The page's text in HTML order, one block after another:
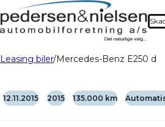
Leasing biler Mercedes-Benz E250 d
12.11.2015 2015 135.000 km